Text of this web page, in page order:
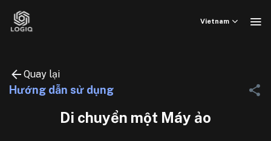
qua
Vietnam
Quay lại
Hướng dẫn sử dụng
Di chuyển một Máy ảo